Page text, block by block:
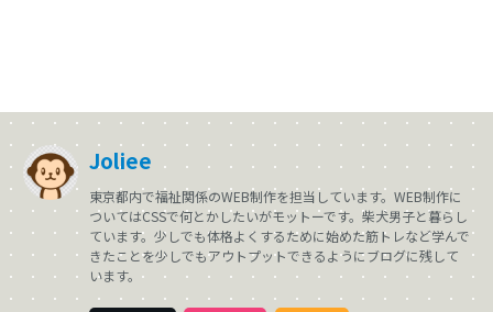
Joliee
東京都内で福祉関係のWEB制作を担当しています。WEB制作に
ついてはCSSで何とかしたいがモットーです。柴犬男子と暮らし
ています。少しでも体格よくするために始めた筋トレなど学んで
きたことを少しでもアウトプットできるようにブログに残して
います。